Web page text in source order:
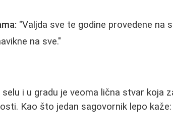
"Valjda sve te godine provedene na
na sve."
i u gradu je veoma lična stvar koja
Kao što jedan sagovornik lepo